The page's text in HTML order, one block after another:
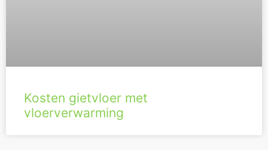
Kosten gietvloer met
vloerverwarming